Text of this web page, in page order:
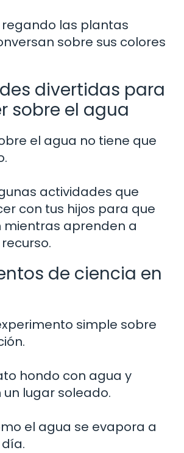
las plantas
sobre sus colores
divertidas para
sobre el agua
el agua no tiene que
actividades que
con tus hijos para que
mientras aprenden a
de ciencia en
simple sobre
hondo con agua y
lugar soleado.
el agua se evapora a